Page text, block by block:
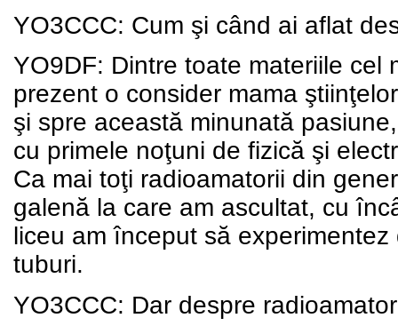
YO3CCC: Cum şi când ai aflat
YO9DF: Dintre toate materiile cel
prezent o consider mama
şi spre această minunată
cu primele noţuni de fizică şi
Ca mai toţi radioamatorii din
galenă la care am ascultat, cu
liceu am început să
tuburi.
YO3CCC: Dar despre